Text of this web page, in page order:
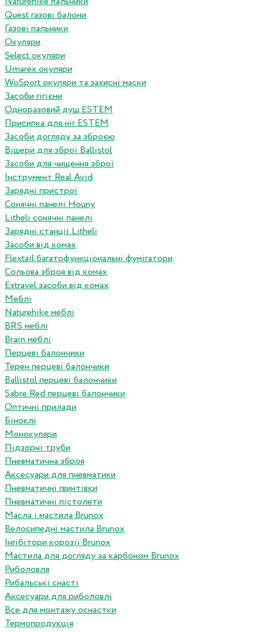
Quest газові балони
Газові пальники
Окуляри
Select окуляри
Umarex окуляри
WoSport окуляри та захисні маски
Засоби гігієни
Одноразовий душ ESTEM
Присипка для ніг ESTEM
Засоби догляду за зброєю
Вішери для зброї Ballistol
Засоби для чищення зброї
Інструмент Real Avid
Зарядні пристрої
Сонячні панелі Houny
Litheli сонячні панелі
Зарядні станції Litheli
Засоби від комах
Flextail багатофункціональні фумігатори
Сольова зброя від комах
Extravel засоби від комах
Меблі
Naturehike меблі
BRS меблі
Brain меблі
Перцеві балончики
Терен перцеві балончики
Ballistol перцеві балончики
Sabre Red перцеві балончики
Оптичні прилади
Біноклі
Монокуляри
Підзорні труби
Пневматична зброя
Аксесуари для пневматики
Пневматичні гвинтівки
Пневматичні пістолети
Масла і мастила Brunox
Велосипедні мастила Brunox
Інгібітори корозії Brunox
Мастила для догляду за карбоном Brunox
Риболовля
Рибальські снасті
Аксесуари для риболовлі
Все для монтажу оснастки
Термопродукція